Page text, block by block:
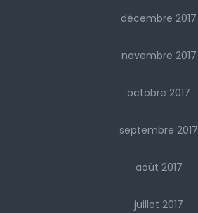
décembre 2017
novembre 2017
octobre 2017
septembre 2017
août 2017
juillet 2017